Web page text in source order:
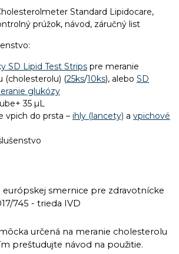
Standard Lipidocare,
prúžok, návod, záručný list
SD Lipid Test Strips pre meranie
(cholesterolu) (25ks/10ks), alebo SD
glukózy
35 µL
vpich do prsta – ihly (lancety) a vpichové
európskej smernice pre zdravotnícke
745 - trieda IVD
určená na meranie cholesterolu
preštudujte návod na použitie.